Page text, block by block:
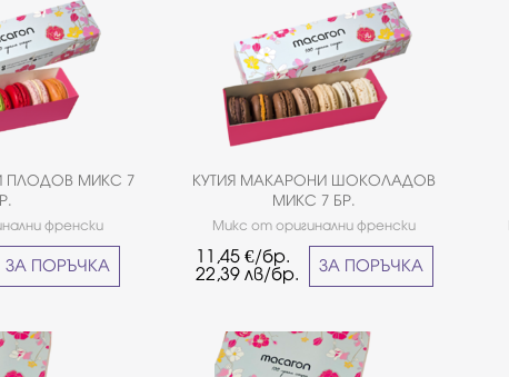
ПЛОДОВ МИКС 7
френски
вкусове.*Не е
страдащи от
ЗА ПОРЪЧКА
КУТИЯ МАКАРОНИ ШОКОЛАДОВ
МИКС 7 БР.
Микс от оригинални френски
макарони шоколадови вкусове. *Не е
подходящо за хора страдащи от
целиакия.
11,45€/бр.
22,39лв/бр. ЗА ПОРЪЧКА